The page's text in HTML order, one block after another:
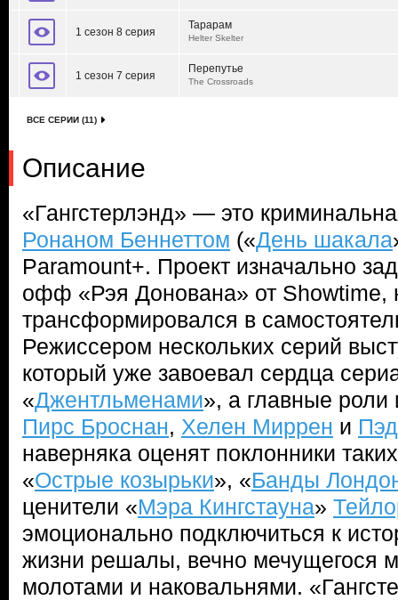
1 сезон 8 серия
Тарарам
Helter Skelter
1 сезон 7 серия
Перепутье
The Crossroads
ВСЕ СЕРИИ (11)
Описание
«Гангстерлэнд» — это
Ронаном Беннеттом («День шакала
Paramount+. Проект изначально
офф «Рэя Донована» от Showtime,
трансформировался в
Режиссером нескольких серий
который уже завоевал сердца
«Джентльменами», а главные
Пирс Броснан, Хелен Миррен и
наверняка оценят поклонники
«Острые козырьки», «Банды
ценители «Мэра Кингстауна»
эмоционально подключиться к
жизни решалы, вечно мечущегося
молотами и наковальнями.